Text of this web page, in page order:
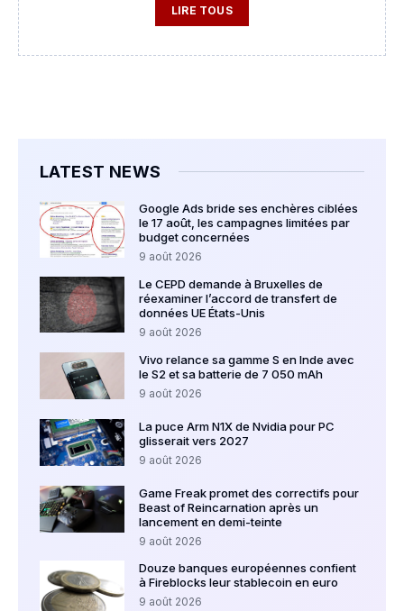
LIRE TOUS
LATEST NEWS
Google Ads bride ses enchères ciblées
le 17 août, les campagnes limitées par
budget concernées
9 août 2026
Le CEPD demande à Bruxelles de
réexaminer l’accord de transfert de
données UE États-Unis
9 août 2026
Vivo relance sa gamme S en Inde avec
le S2 et sa batterie de 7 050 mAh
9 août 2026
La puce Arm N1X de Nvidia pour PC
glisserait vers 2027
9 août 2026
Game Freak promet des correctifs pour
Beast of Reincarnation après un
lancement en demi-teinte
9 août 2026
Douze banques européennes confient
à Fireblocks leur stablecoin en euro
9 août 2026